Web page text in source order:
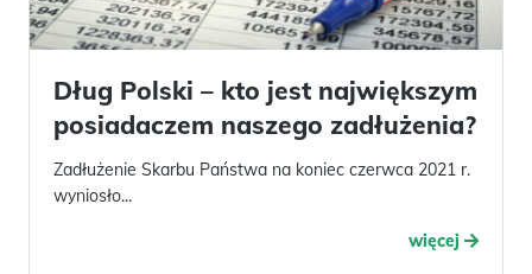
Dług Polski – kto jest największym
posiadaczem naszego zadłużenia?
Zadłużenie Skarbu Państwa na koniec czerwca 2021 r.
wyniosło...
więcej